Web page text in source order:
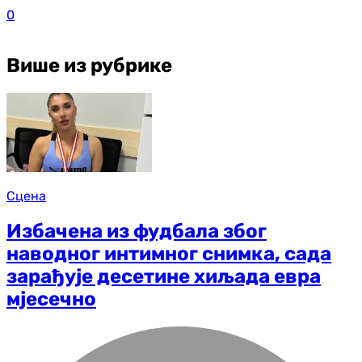
0
Више из рубрике
Сцена
Избачена из фудбала због
наводног интимног снимка, сада
зарађује десетине хиљада евра
мјесечно